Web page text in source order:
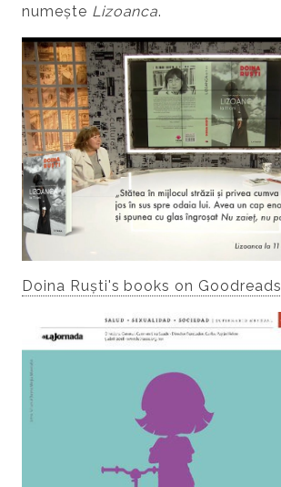
numește Lizoanca.
Doina Ruști's books on Goodreads